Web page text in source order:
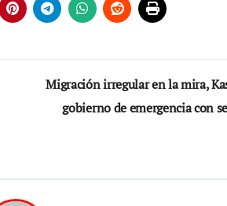
Migración irregular en la mira,
gobierno de emergencia con